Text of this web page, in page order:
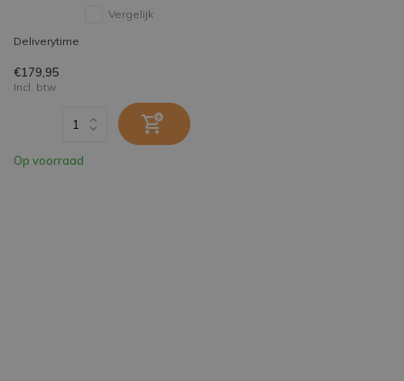
Vergelijk
Deliverytime
€179,95
Incl. btw
Op voorraad